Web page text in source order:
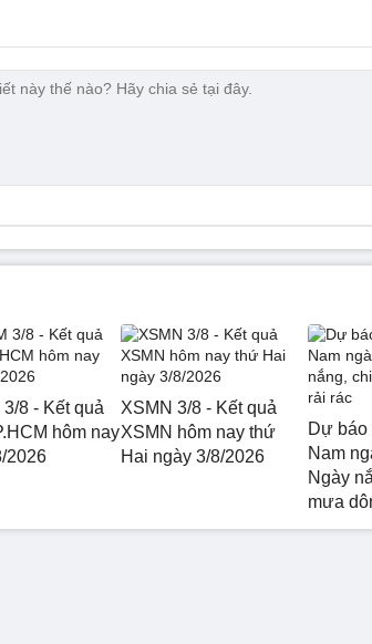
8 - Kết quả
hôm nay
2026
XSMN 3/8 - Kết quả
XSMN hôm nay thứ
Hai ngày 3/8/2026
Dự báo
Nam
Ngày
mưa